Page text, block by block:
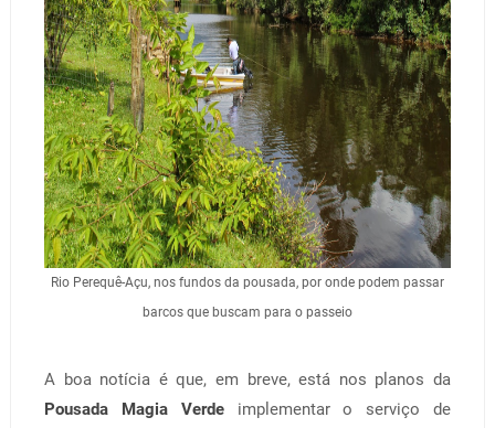
Rio Perequê-Açu, nos fundos da pousada, por onde podem passar
barcos que buscam para o passeio
A boa notícia é que, em breve, está nos planos da
Pousada Magia Verdeimplementar o serviço de